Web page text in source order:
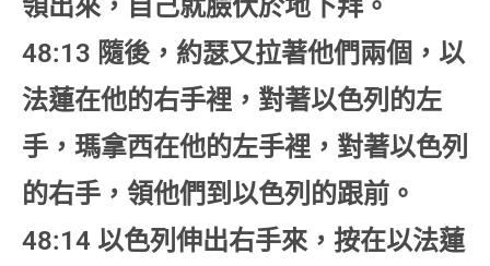
領出來，自己就臉伏於地下拜。
48:13 隨後，約瑟又拉著他們兩個，以
法蓮在他的右手裡，對著以色列的左
手，瑪拿西在他的左手裡，對著以色列
的右手，領他們到以色列的跟前。
48:14 以色列伸出右手來，按在以法蓮